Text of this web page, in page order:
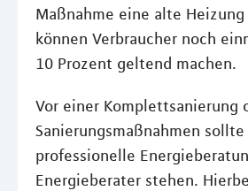
Maßnahme eine alte
können Verbraucher noch
10 Prozent geltend machen.
Vor einer Komplettsanierung
Sanierungsmaßnahmen
professionelle
Energieberater stehen.